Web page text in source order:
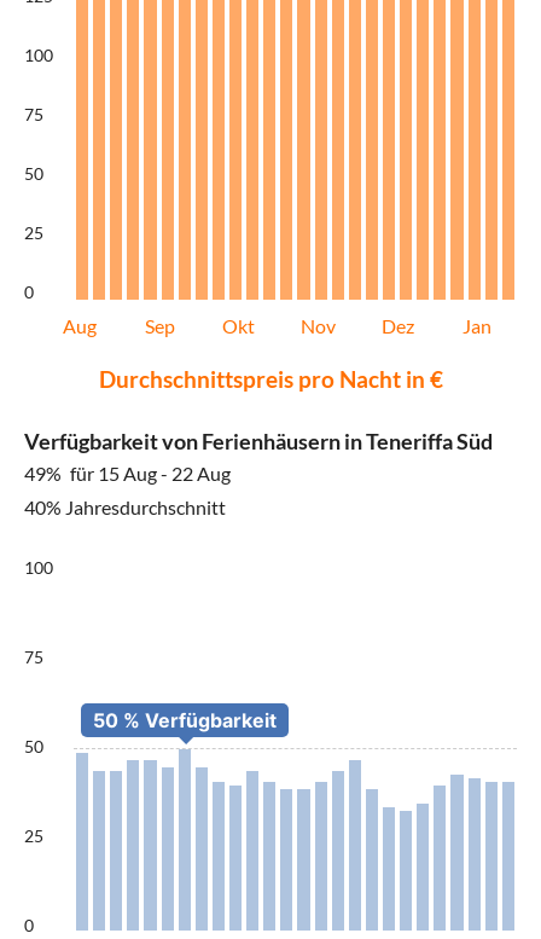
100
75
50
25
0
Aug Sep Okt Nov Dez Jan
Durchschnittspreis pro Nacht in €
Verfügbarkeit von Ferienhäusern in Teneriffa Süd
49% für 15 Aug - 22 Aug
40% Jahresdurchschnitt
100
75
50
25
0